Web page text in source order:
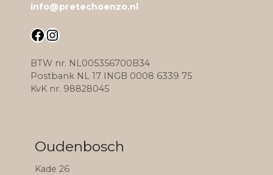
info@pretechoenzo.nl
Facebook Instagram
BTW nr. NL005356700B34
Postbank NL 17 INGB 0008 6339 75
KvK nr. 98828045
Oudenbosch
Kade 26